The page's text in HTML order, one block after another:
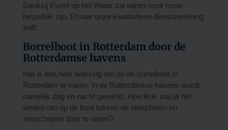
Dankzij Event op het Water zal varen nooit meer
hetzelfde zijn. Ervaar onze kwalitatieve dienstverlening
zelf!
Borrelboot in Rotterdam door de
Rotterdamse havens
Het is een hele beleving om op de borrelboot in
Rotterdam te varen. In de Rotterdamse havens wordt
namelijk dag en nacht gewerkt. Hoe leuk zou je het
vinden om op de boot tussen de sleepboten en
zeeschepen door te varen?